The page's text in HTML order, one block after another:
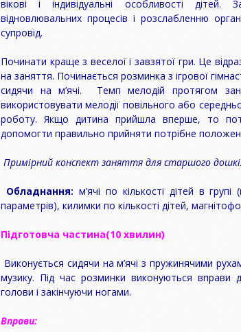
вікові і індивідуальні особливості
відновлювальних процесів і розслабленню
супровід.
Починати краще з веселої і завзятої гри. Це
на заняття. Починається розминка з ігрової
сидячи на м’ячі. Темп мелодій протягом
використовувати мелодії повільного або
роботу. Якщо дитина прийшла вперше, то
допомогти правильно прийняти потрібне
Примірний конспект заняття для старшого
Обладнання: м’ячі по кількості дітей в
параметрів), килимки по кількості дітей,
Підготовча частина(10 хвилин)
Виконується сидячи на м’ячі з пружинячими
музику. Під час розминки виконуються вправи
голови і закінчуючи ногами.
Вправи: